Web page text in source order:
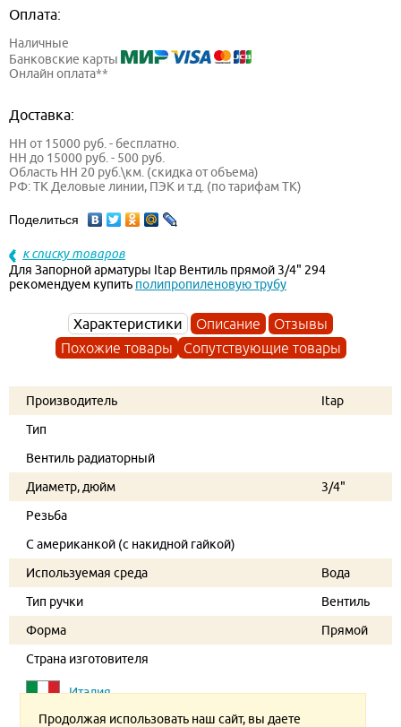
Оплата:
Наличные
Банковские карты
Онлайн оплата**
Доставка:
НН от 15000 руб. - бесплатно.
НН до 15000 руб. - 500 руб.
Область НН 20 руб.\км. (скидка от объема)
РФ: ТК Деловые линии, ПЭК и т.д. (по тарифам ТК)
Поделиться
к списку товаров
Для Запорной арматуры Itap Вентиль прямой 3/4" 294
рекомендуем купить полипропиленовую трубу
Характеристики Описание
Отзывы
Похожие товары
Сопутствующие товары
Производитель
Itap
Тип
Вентиль радиаторный
Диаметр, дюйм
3/4"
Резьба
С американкой (с накидной гайкой)
Используемая среда
Вода
Тип ручки
Вентиль
Форма
Прямой
Страна изготовителя
Италия
Продолжая использовать наш сайт, вы даете